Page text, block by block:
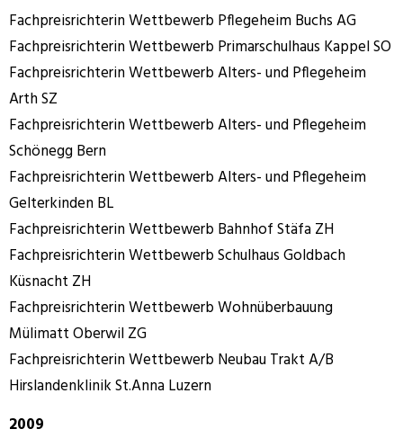
Fachpreisrichterin Wettbewerb Pflegeheim Buchs AG
Fachpreisrichterin Wettbewerb Primarschulhaus Kappel SO
Fachpreisrichterin Wettbewerb Alters- und Pflegeheim
Arth SZ
Fachpreisrichterin Wettbewerb Alters- und Pflegeheim
Schönegg Bern
Fachpreisrichterin Wettbewerb Alters- und Pflegeheim
Gelterkinden BL
Fachpreisrichterin Wettbewerb Bahnhof Stäfa ZH
Fachpreisrichterin Wettbewerb Schulhaus Goldbach
Küsnacht ZH
Fachpreisrichterin Wettbewerb Wohnüberbauung
Mülimatt Oberwil ZG
Fachpreisrichterin Wettbewerb Neubau Trakt A/B
Hirslandenklinik St.Anna Luzern
2009